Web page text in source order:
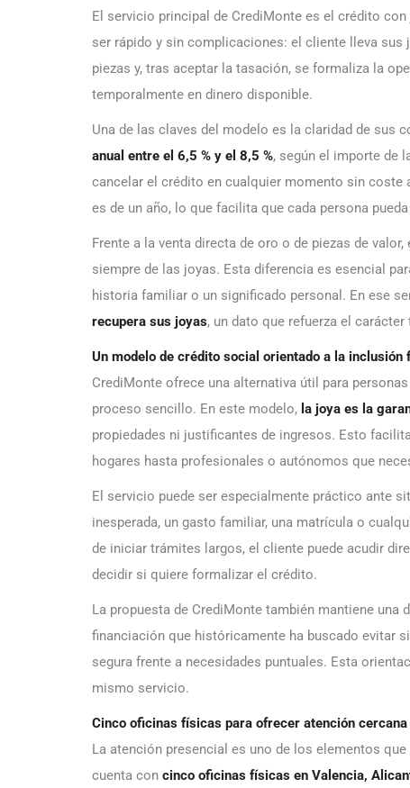
El servicio principal de CrediMonte es el crédito
ser rápido y sin complicaciones: el cliente lleva
piezas y, tras aceptar la tasación, se formaliza la
temporalmente en dinero disponible.
Una de las claves del modelo es la claridad de sus
anual entre el 6,5 % y el 8,5 %, según el importe de
cancelar el crédito en cualquier momento sin coste
es de un año, lo que facilita que cada persona
Frente a la venta directa de oro o de piezas de
siempre de las joyas. Esta diferencia es esencial
historia familiar o un significado personal. En ese
recupera sus joyas, un dato que refuerza el
Un modelo de crédito social orientado a la inclusión
CrediMonte ofrece una alternativa útil para
proceso sencillo. En este modelo, la joya es la
propiedades ni justificantes de ingresos. Esto
hogares hasta profesionales o autónomos que
El servicio puede ser especialmente práctico ante
inesperada, un gasto familiar, una matrícula o
de iniciar trámites largos, el cliente puede acudir
decidir si quiere formalizar el crédito.
La propuesta de CrediMonte también mantiene
financiación que históricamente ha buscado evitar
segura frente a necesidades puntuales. Esta
mismo servicio.
Cinco oficinas físicas para ofrecer atención
La atención presencial es uno de los elementos
cuenta con cinco oficinas físicas en Valencia,